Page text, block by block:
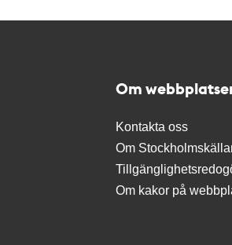
Om
Kontakta oss
Om
Om kakor på